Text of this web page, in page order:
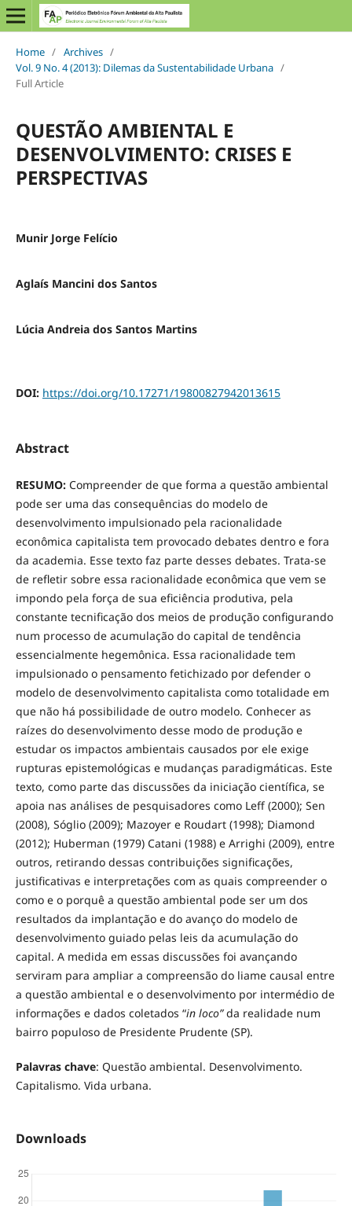
Home / Archives /
Vol. 9 No. 4 (2013): Dilemas da Sustentabilidade Urbana /
Full Article
QUESTÃO AMBIENTAL E
DESENVOLVIMENTO: CRISES E
PERSPECTIVAS
Munir Jorge Felício
Aglaís Mancini dos Santos
Lúcia Andreia dos Santos Martins
DOI: https://doi.org/10.17271/19800827942013615
Abstract
RESUMO: Compreender de que forma a questão ambiental
pode ser uma das consequências do modelo de
desenvolvimento impulsionado pela racionalidade
econômica capitalista tem provocado debates dentro e fora
da academia. Esse texto faz parte desses debates. Trata-se
de refletir sobre essa racionalidade econômica que vem se
impondo pela força de sua eficiência produtiva, pela
constante tecnificação dos meios de produção configurando
num processo de acumulação do capital de tendência
essencialmente hegemônica. Essa racionalidade tem
impulsionado o pensamento fetichizado por defender o
modelo de desenvolvimento capitalista como totalidade em
que não há possibilidade de outro modelo. Conhecer as
raízes do desenvolvimento desse modo de produção e
estudar os impactos ambientais causados por ele exige
rupturas epistemológicas e mudanças paradigmáticas. Este
texto, como parte das discussões da iniciação científica, se
apoia nas análises de pesquisadores como Leff (2000); Sen
(2008), Sóglio (2009); Mazoyer e Roudart (1998); Diamond
(2012); Huberman (1979) Catani (1988) e Arrighi (2009), entre
outros, retirando dessas contribuições significações,
justificativas e interpretações com as quais compreender o
como e o porquê a questão ambiental pode ser um dos
resultados da implantação e do avanço do modelo de
desenvolvimento guiado pelas leis da acumulação do
capital. A medida em essas discussões foi avançando
serviram para ampliar a compreensão do liame causal entre
a questão ambiental e o desenvolvimento por intermédio de
informações e dados coletados “in loco”da realidade num
bairro populoso de Presidente Prudente (SP).
Palavras chave: Questão ambiental. Desenvolvimento.
Capitalismo. Vida urbana.
Downloads